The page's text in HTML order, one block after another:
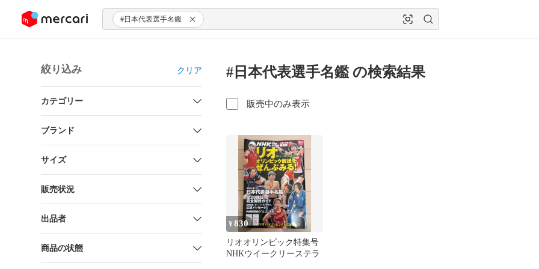
ツにスキップ #日本代表選手名鑑
絞り込み クリア
カテゴリー
ブランド
サイズ
販売状況
出品者
商品の状態
#日本代表選手名鑑 の検索結果
販売中のみ表示
¥830
リオオリンピック特集号
NHKウイークリーステラ